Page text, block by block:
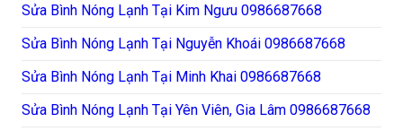
Sửa Bình Nóng Lạnh Tại Kim Ngưu 0986687668
Sửa Bình Nóng Lạnh Tại Nguyễn Khoái 0986687668
Sửa Bình Nóng Lạnh Tại Minh Khai 0986687668
Sửa Bình Nóng Lạnh Tại Yên Viên, Gia Lâm 0986687668